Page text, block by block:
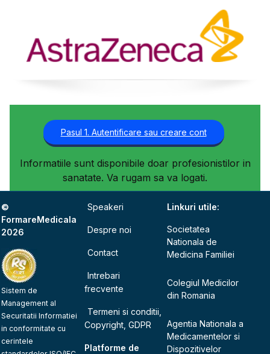
Pasul 1. Autentificare sau creare cont
Informatiile sunt disponibile doar profesionistilor in
sanatate. Va rugam sa va logati.
©
FormareMedicala
2026
Sistem de
Management al
Securitatii Informatiei
in conformitate cu
cerintele
Speakeri
Despre noi
Contact
Intrebari
frecvente
Termeni si conditii,
Copyright, GDPR
Platforme de
Linkuri utile:
Societatea
Nationala de
Medicina Familiei
Colegiul Medicilor
din Romania
Agentia Nationala a
Medicamentelor si
Dispozitivelor